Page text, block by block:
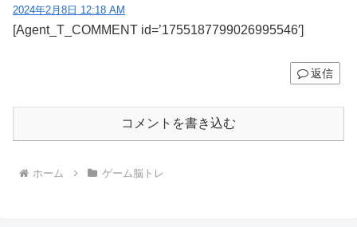
2024年2月8日 12:18 AM
[Agent_T_COMMENT id=’1755187799026995546′]
返信
コメントを書き込む
ホーム ゲーム脳トレ